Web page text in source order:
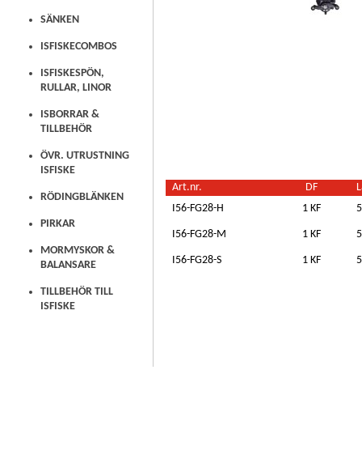
SÄNKEN
ISFISKECOMBOS
ISFISKESPÖN,
RULLAR, LINOR
ISBORRAR &
TILLBEHÖR
ÖVR. UTRUSTNING
ISFISKE
RÖDINGBLÄNKEN
PIRKAR
MORMYSKOR &
BALANSARE
TILLBEHÖR TILL
ISFISKE
Art.nr. DF
I56-FG28-H
1 KF
I56-FG28-M 1 KF
I56-FG28-S 1 KF